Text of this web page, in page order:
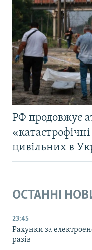
РФ продовжує
цивільних в
ОСТАННІ
23:45
Рахунки за
разів